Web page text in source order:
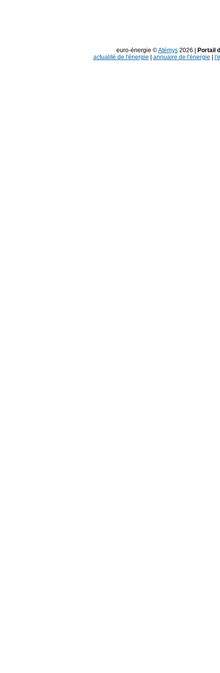
euro-énergie ©Atémys2026 |
Portail
actualité de l'énergie
annuaire de l'énergie